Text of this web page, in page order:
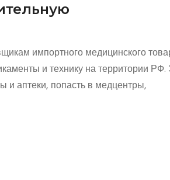
импортного медицинского
и технику на территории РФ.
и аптеки, попасть в медцентры,